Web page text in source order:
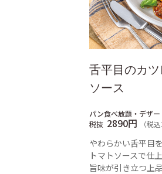
舌平目のカ
ソース
パン食べ放題・デザ
税抜 2890円 （税
やわらかい舌平目
トマトソースで仕
旨味が引き立つ上